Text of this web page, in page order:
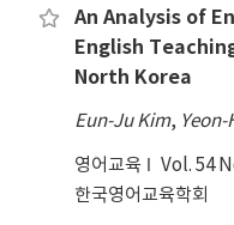
An Analysis of
English
North Korea
Eun-Ju Kim, Yeon-
영어교육 Vol. 54
한국영어교육학회